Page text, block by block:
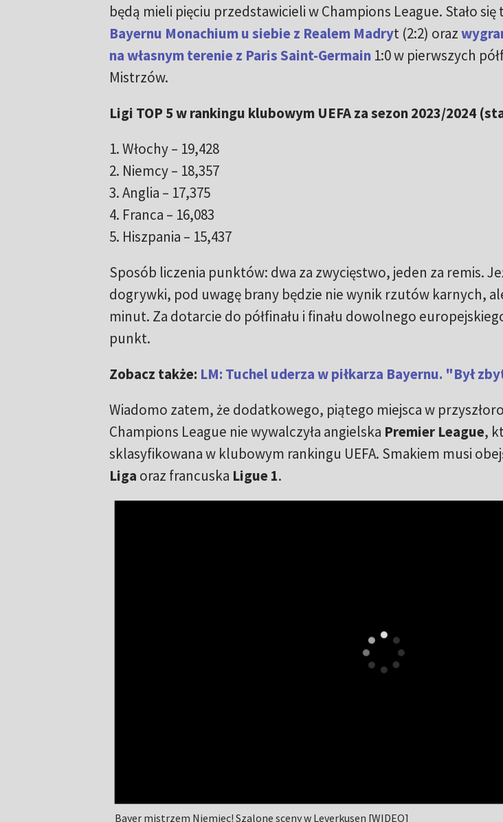
będą mieli pięciu przedstawicieli w Champions League. Stało się
Bayernu Monachium u siebie z Realem Madryt (2:2) oraz
na własnym terenie z Paris Saint-Germain 1:0 w pierwszych
Mistrzów.
Ligi TOP 5 w rankingu klubowym UEFA za sezon 2023/2024
1. Włochy– 19,428
2. Niemcy– 18,357
3. Anglia – 17,375
4. Franca – 16,083
5. Hiszpania – 15,437
Sposób liczenia punktów: dwa za zwycięstwo, jeden za remis.
dogrywki, pod uwagę brany będzie nie wynik rzutów karnych,
minut. Za dotarcie do półfinału i finału dowolnego
punkt.
Zobacz także: LM: Tuchel uderza w piłkarza Bayernu. "Był
Wiadomo zatem, że dodatkowego, piątego miejsca w
Champions League nie wywalczyła angielska Premier League,
sklasyfikowana w klubowym rankingu UEFA. Smakiem musi
Liga oraz francuska Ligue 1.
Bayer mistrzem Niemiec! Szalone sceny w Leverkusen [WIDEO]